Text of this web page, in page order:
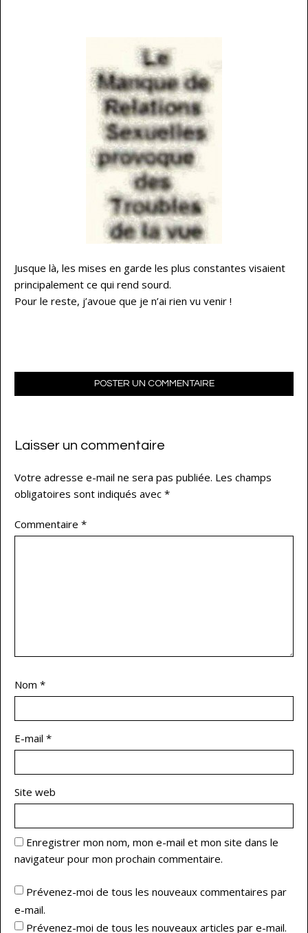
Jusque là, les mises en garde les plus constantes visaient
principalement ce qui rend sourd.
Pour le reste, j’avoue que je n’ai rien vu venir !
POSTER UN COMMENTAIRE
Laisser un commentaire
Votre adresse e-mail ne sera pas publiée. Les champs
obligatoires sont indiqués avec *
Commentaire *
Nom *
E-mail *
Site web
Enregistrer mon nom, mon e-mail et mon site dans le
navigateur pour mon prochain commentaire.
Prévenez-moi de tous les nouveaux commentaires par
e-mail.
Prévenez-moi de tous les nouveaux articles par e-mail.